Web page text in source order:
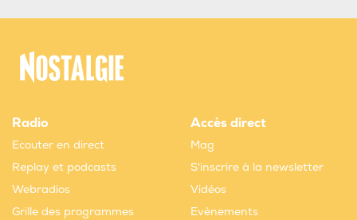
Radio
Ecouter en direct
Replay et podcasts
Webradios
Grille des programmes
Accès direct
Mag
S'inscrire à la newsletter
Vidéos
Evènements